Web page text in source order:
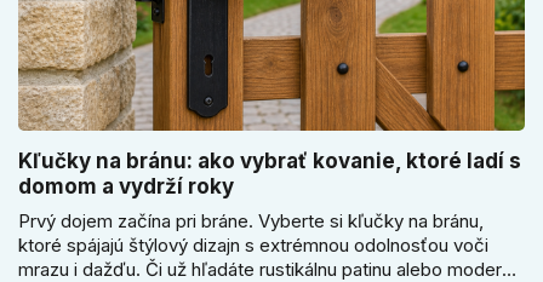
Kľučky na bránu: ako vybrať kovanie, ktoré ladí s
domom a vydrží roky
Prvý dojem začína pri bráne. Vyberte si kľučky na bránu,
ktoré spájajú štýlový dizajn s extrémnou odolnosťou voči
mrazu i dažďu. Či už hľadáte rustikálnu patinu alebo moderné